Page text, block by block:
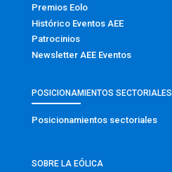
Premios Eolo
Histórico Eventos AEE
Patrocinios
Newsletter AEE Eventos
POSICIONAMIENTOS SECTORIALES
Posicionamientos sectoriales
SOBRE LA EÓLICA